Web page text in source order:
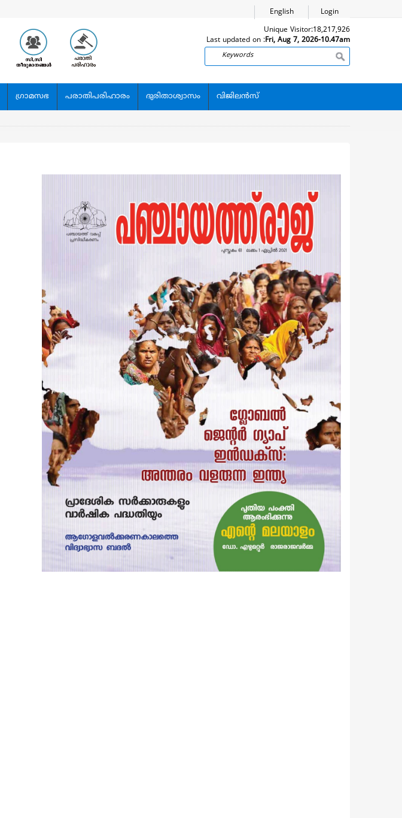
Login
English
Unique Visitor:18,217,926
Last updated on :Fri, Aug 7, 2026-10.47am
Search
ഗ്രാമസഭ പരാതിപരിഹാരം ദുരിതാശ്വാസം വിജിലന്‍സ്